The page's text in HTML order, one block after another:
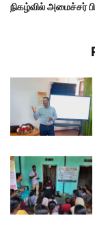
நிகழ்வில் அமைச்சர்